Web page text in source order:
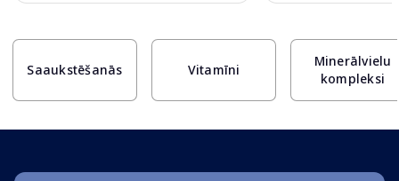
Saaukstēšanās Vitamīni
Minerālvielu
kompleksi